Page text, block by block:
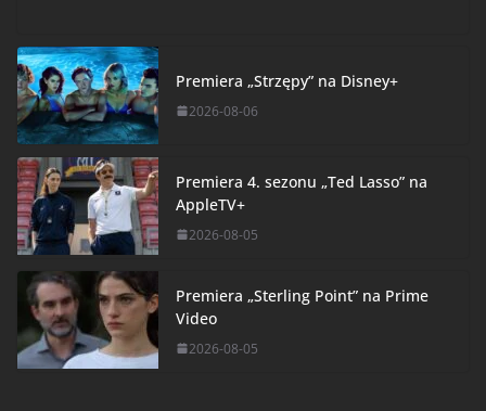
Premiera „Strzępy” na Disney+
2026-08-06
Premiera 4. sezonu „Ted Lasso” na
AppleTV+
2026-08-05
Premiera „Sterling Point” na Prime
Video
2026-08-05